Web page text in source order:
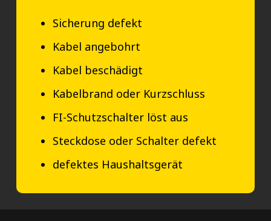
Sicherung defekt
Kabel angebohrt
Kabel beschädigt
Kabelbrand oder Kurzschluss
FI-Schutzschalter löst aus
Steckdose oder Schalter defekt
defektes Haushaltsgerät